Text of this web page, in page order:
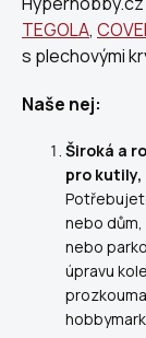
TEGOLA,
s plechovými
Naše nej:
Široká a
pro kutily,
nebo
nebo
úpravu